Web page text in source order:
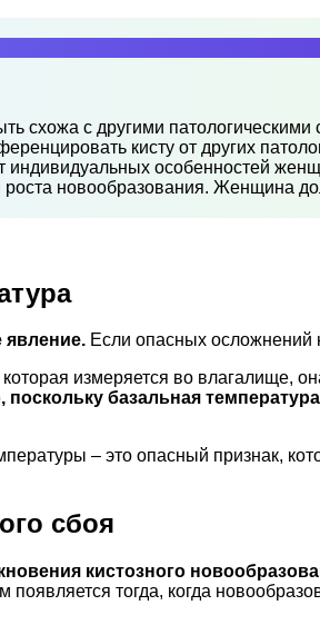
схожа с другими
кисту от других
индивидуальных особенностей
роста новообразования. Женщина
явление. Если опасных осложнений
измеряется во влагалище,
базальная
– это опасный признак,
сбоя
кистозного
появляется тогда, когда